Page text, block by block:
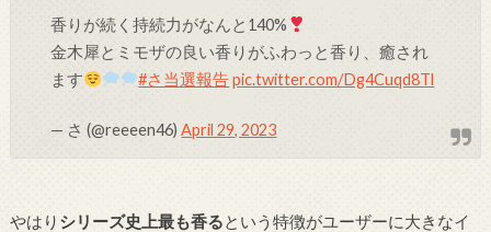
香りが続く持続力がなんと140%
金木犀とミモザの良い香りがふわっと香り、癒され
ます
#さ当選報告pic.twitter.com/Dg4Cuqd8Tl
— さ (@reeeen46)April 29, 2023
やはり シリーズ史上最も香るという特徴がユーザーに大きなイ